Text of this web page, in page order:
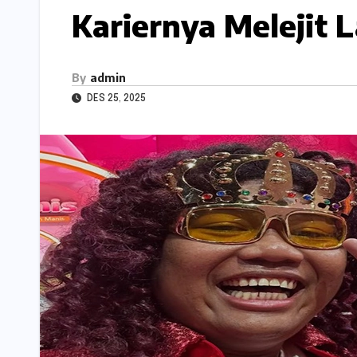
Kariernya Melejit
By admin
DES 25, 2025